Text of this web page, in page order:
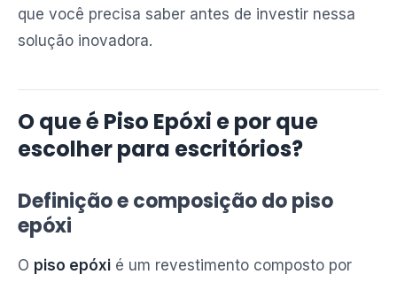
que você precisa saber antes de investir nessa
solução inovadora.
O que é Piso Epóxi e por que
escolher para escritórios?
Definição e composição do piso
epóxi
O piso epóxi é um revestimento composto por